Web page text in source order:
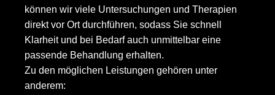
können wir viele Untersuchungen und Therapien
direkt vor Ort durchführen, sodass Sie schnell
Klarheit und bei Bedarf auch unmittelbar eine
passende Behandlung erhalten.
Zu den möglichen Leistungen gehören unter
anderem: